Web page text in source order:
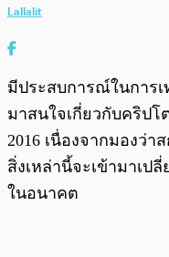
Lallalit
มีประสบการณ์ในการ
มาสนใจเกี่ยวกับคริป
2016 เนื่องจากมองว่า
สิ่งเหล่านี้จะเข้ามาเป
ในอนาคต